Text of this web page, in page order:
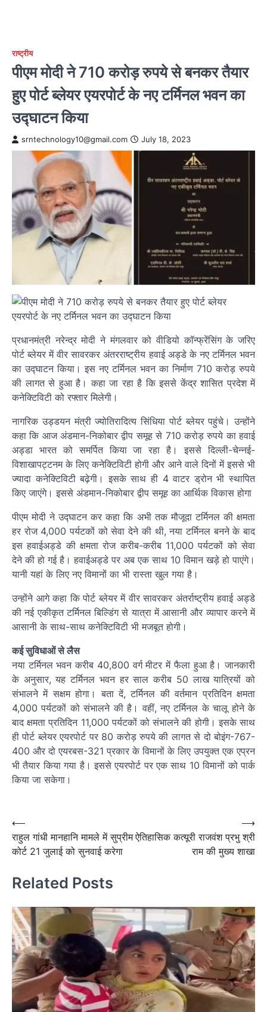
राष्ट्रीय
पीएम मोदी ने 710 करोड़ रुपये से बनकर तैयार
हुए पोर्ट ब्लेयर एयरपोर्ट के नए टर्मिनल भवन का
उद्घाटन किया
srntechnology10@gmail.com July 18, 2023
प्रधानमंत्री नरेन्द्र मोदी ने मंगलवार को वीडियो कॉन्फ्रेंसिंग के जरिए
पोर्ट ब्लेयर में वीर सावरकर अंतरराष्ट्रीय हवाई अड्डे के नए टर्मिनल भवन
का उद्घाटन किया। इस नए टर्मिनल भवन का निर्माण 710 करोड़ रुपये
की लागत से हुआ है। कहा जा रहा है कि इससे केंद्र शासित प्रदेश में
कनेक्टिविटी को रफ्तार मिलेगी।
नागरिक उड्डयन मंत्री ज्योतिरादित्य सिंधिया पोर्ट ब्लेयर पहुंचे। उन्होंने
कहा कि आज अंडमान-निकोबार द्वीप समूह से 710 करोड़ रुपये का हवाई
अड्डा भारत को समर्पित किया जा रहा है। इससे दिल्ली-चेन्नई-
विशाखापट्टनम के लिए कनेक्टिविटी होगी और आने वाले दिनों में इससे भी
ज्यादा कनेक्टिविटी बढ़ेगी। इसके साथ ही 4 वाटर ड्रोन भी स्थापित
किए जाएंगे। इससे अंडमान-निकोबार द्वीप समूह का आर्थिक विकास होगा
पीएम मोदी ने उद्घाटन कर कहा कि अभी तक मौजूदा टर्मिनल की क्षमता
हर रोज 4,000 पर्यटकों को सेवा देने की थी, नया टर्मिनल बनने के बाद
इस हवाईअड्डे की क्षमता रोज करीब-करीब 11,000 पर्यटकों को सेवा
देने की हो गई है। हवाईअड्डे पर अब एक साथ 10 विमान खड़े हो पाएंगे।
यानी यहां के लिए नए विमानों का भी रास्ता खुल गया है।
उन्होंने आगे कहा कि पोर्ट ब्लेयर में वीर सावरकर अंतर्राष्ट्रीय हवाई अड्डे
की नई एकीकृत टर्मिनल बिल्डिंग से यात्रा में आसानी और व्यापार करने में
आसानी के साथ-साथ कनेक्टिविटी भी मजबूत होगी।
कई सुविधाओं से लैस
नया टर्मिनल भवन करीब 40,800 वर्ग मीटर में फैला हुआ है। जानकारी
के अनुसार, यह टर्मिनल भवन हर साल करीब 50 लाख यात्रियों को
संभालने में सक्षम होगा। बता दें, टर्मिनल की वर्तमान प्रतिदिन क्षमता
4,000 पर्यटकों को संभालने की है। वहीं, नए टर्मिनल के चालू होने के
बाद क्षमता प्रतिदिन 11,000 पर्यटकों को संभालने की होगी। इसके साथ
ही पोर्ट ब्लेयर एयरपोर्ट पर 80 करोड़ रुपये की लागत से दो बोइंग-767-
400 और दो एयरबस-321 प्रकार के विमानों के लिए उपयुक्त एक एप्रन
भी तैयार किया गया है। इससे एयरपोर्ट पर एक साथ 10 विमानों को पार्क
किया जा सकेगा।
navigation
Post
navigation
⟵
राहुल गांधी मानहानि मामले में सुप्रीम
कोर्ट 21 जुलाई को सुनवाई करेगा
ऐतिहासिक कत्यूरी राजवंश प्रभु श्री
राम की मुख्य शाखा
⟶
Related Posts